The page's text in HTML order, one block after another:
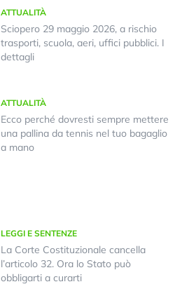
ATTUALITÀ
Sciopero 29 maggio 2026, a rischio
trasporti, scuola, aeri, uffici pubblici. I
dettagli
ATTUALITÀ
Ecco perché dovresti sempre mettere
una pallina da tennis nel tuo bagaglio
a mano
LEGGI E SENTENZE
La Corte Costituzionale cancella
l’articolo 32. Ora lo Stato può
obbligarti a curarti